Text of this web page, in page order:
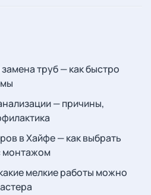
труб — как быстро
— причины,
в Хайфе — как выбрать
монтажом
мелкие работы можно